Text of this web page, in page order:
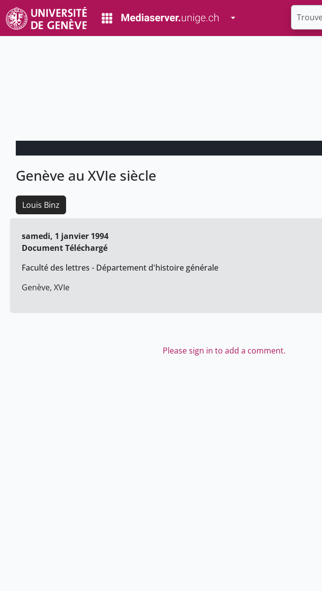
Toggle Dropdown
Genève au XVIe siècle
Louis Binz
samedi, 1 janvier 1994
Document Téléchargé
Faculté des lettres - Département d'histoire générale
Genève, XVIe
Please sign in to add a comment.